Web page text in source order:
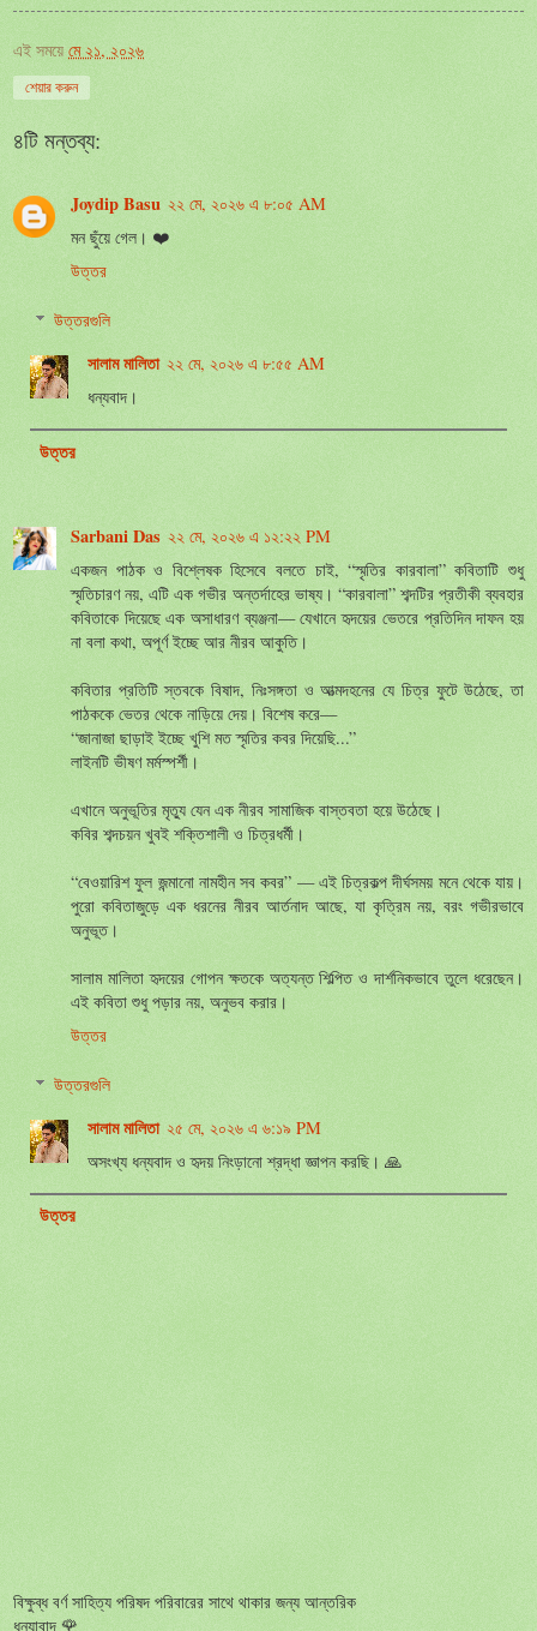
এই সময়ে মে ২১, ২০২৬
শেয়ার করুন
৪টি মন্তব্য:
Joydip Basu ২২ মে, ২০২৬ এ ৮:০৫ AM
মন ছুঁয়ে গেল। ❤️
উত্তর
উত্তরগুলি
সালাম মালিতা ২২ মে, ২০২৬ এ ৮:৫৫ AM
ধন্যবাদ।
উত্তর
Sarbani Das ২২ মে, ২০২৬ এ ১২:২২ PM
একজন পাঠক ও বিশ্লেষক হিসেবে বলতে চাই, “স্মৃতির কারবালা” কবিতাটি শুধু
স্মৃতিচারণ নয়, এটি এক গভীর অন্তর্দাহের ভাষ্য। “কারবালা” শব্দটির প্রতীকী ব্যবহার
কবিতাকে দিয়েছে এক অসাধারণ ব্যঞ্জনা— যেখানে হৃদয়ের ভেতরে প্রতিদিন দাফন হয়
না বলা কথা, অপূর্ণ ইচ্ছে আর নীরব আকুতি।
কবিতার প্রতিটি স্তবকে বিষাদ, নিঃসঙ্গতা ও আত্মদহনের যে চিত্র ফুটে উঠেছে, তা
পাঠককে ভেতর থেকে নাড়িয়ে দেয়। বিশেষ করে—
“জানাজা ছাড়াই ইচ্ছে খুশি মত স্মৃতির কবর দিয়েছি...”
লাইনটি ভীষণ মর্মস্পর্শী।
এখানে অনুভূতির মৃত্যু যেন এক নীরব সামাজিক বাস্তবতা হয়ে উঠেছে।
কবির শব্দচয়ন খুবই শক্তিশালী ও চিত্রধর্মী।
“বেওয়ারিশ ফুল জন্মানো নামহীন সব কবর” — এই চিত্রকল্প দীর্ঘসময় মনে থেকে যায়।
পুরো কবিতাজুড়ে এক ধরনের নীরব আর্তনাদ আছে, যা কৃত্রিম নয়, বরং গভীরভাবে
অনুভূত।
সালাম মালিতা হৃদয়ের গোপন ক্ষতকে অত্যন্ত শিল্পিত ও দার্শনিকভাবে তুলে ধরেছেন।
এই কবিতা শুধু পড়ার নয়, অনুভব করার।
উত্তর
উত্তরগুলি
সালাম মালিতা ২৫ মে, ২০২৬ এ ৬:১৯ PM
অসংখ্য ধন্যবাদ ও হৃদয় নিংড়ানো শ্রদ্ধা জ্ঞাপন করছি। 🙏
উত্তর
বিক্ষুব্ধ বর্ণ সাহিত্য পরিষদ পরিবারের সাথে থাকার জন্য আন্তরিক
ধন্যাবাদ 🌹